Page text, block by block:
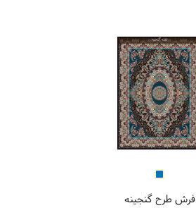
فرش طرح گنجینه